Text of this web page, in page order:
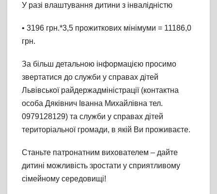
У разі влаштування дитини з інвалідністю
• 3196 грн.*3,5 прожиткових мінімуми = 11186,0
грн.
За більш детальною інформацією просимо
звертатися до служби у справах дітей
Львівської райдержадміністрації (контактна
особа Дяківнич Іванна Михайлівна тел.
0979128129) та служби у справах дітей
територіальної громади, в якій Ви проживаєте.
Станьте патронатним вихователем – дайте
дитині можливість зростати у сприятливому
сімейному середовищі!